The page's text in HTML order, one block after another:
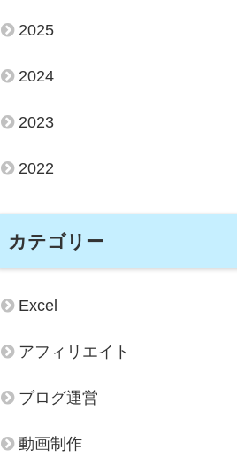
2025
2024
2023
2022
カテゴリー
Excel
アフィリエイト
ブログ運営
動画制作